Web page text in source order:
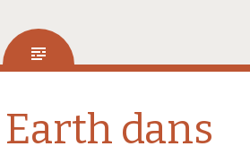
dans